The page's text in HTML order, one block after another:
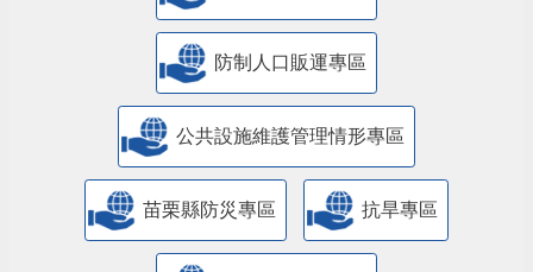
防制人口販運專區
​公共設施維護管理情形專區
苗栗縣防災專區 抗旱專區